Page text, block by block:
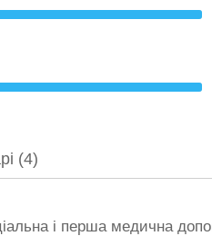
(4)
і перша медична